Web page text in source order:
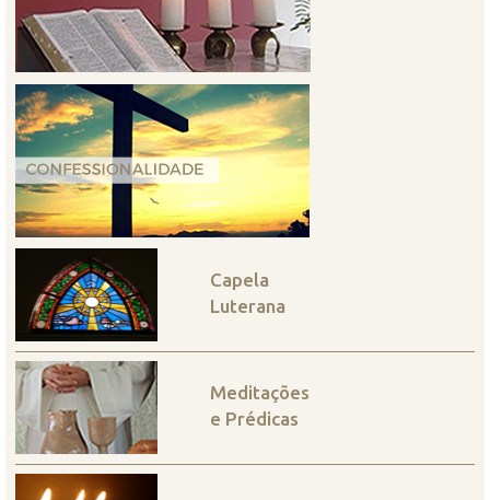
Capela
Luterana
Meditações
e Prédicas